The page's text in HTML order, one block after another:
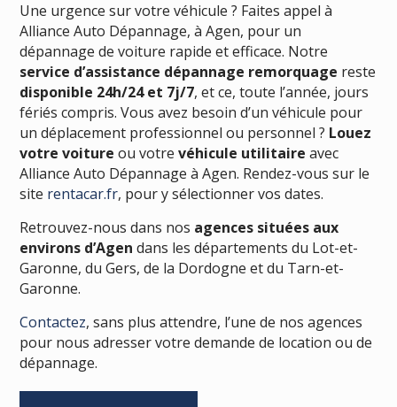
Une urgence sur votre véhicule ? Faites appel à
Alliance Auto Dépannage, à Agen, pour un
dépannage de voiture rapide et efficace. Notre
service d’assistance dépannage remorquage reste
disponible 24h/24 et 7j/7, et ce, toute l’année, jours
fériés compris. Vous avez besoin d’un véhicule pour
un déplacement professionnel ou personnel ? Louez
votre voiture ou votre véhicule utilitaire avec
Alliance Auto Dépannage à Agen. Rendez-vous sur le
site rentacar.fr, pour y sélectionner vos dates.
Retrouvez-nous dans nos agences situées aux
environs d’Agen dans les départements du Lot-et-
Garonne, du Gers, de la Dordogne et du Tarn-et-
Garonne.
Contactez, sans plus attendre, l’une de nos agences
pour nous adresser votre demande de location ou de
dépannage.